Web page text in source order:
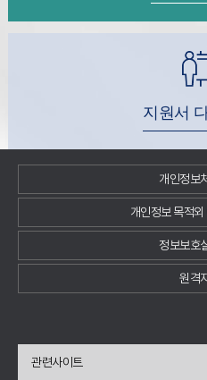
지원서
개인정보
개인정보 목적외
정보보호
원격
관련사이트